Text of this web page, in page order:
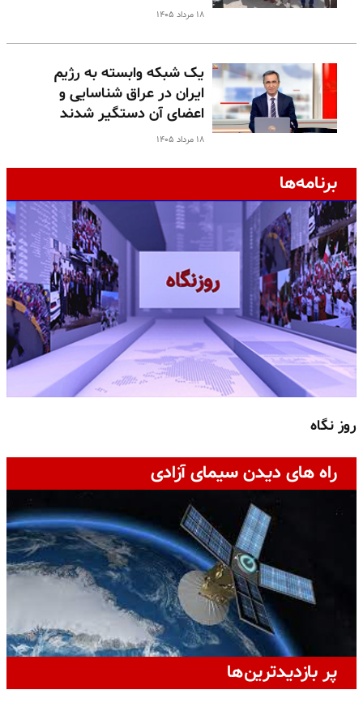
۱۸ مرداد ۱۴۰۵
یک شبکه وابسته به رژیم
ایران در عراق شناسایی و
اعضای آن دستگیر شدند
۱۸ مرداد ۱۴۰۵
برنامه‌ها
روز نگاه
راه های دیدن سیمای آزادی
پر بازدیدترین‌ها